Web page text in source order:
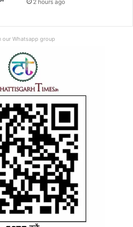
2 hours ago
our Whatsapp group